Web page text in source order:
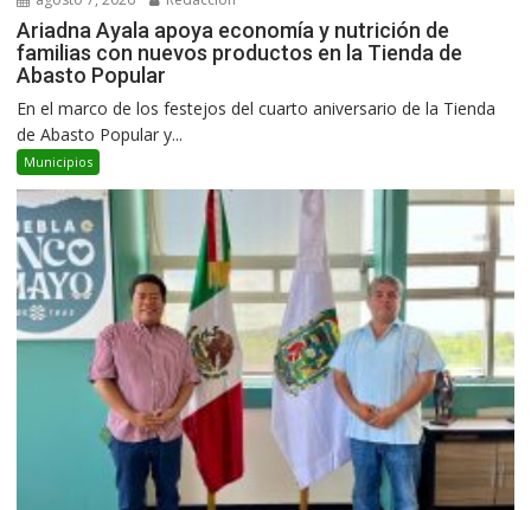
Ariadna Ayala apoya economía y nutrición de
familias con nuevos productos en la Tienda de
Abasto Popular
En el marco de los festejos del cuarto aniversario de la Tienda
de Abasto Popular y...
Municipios